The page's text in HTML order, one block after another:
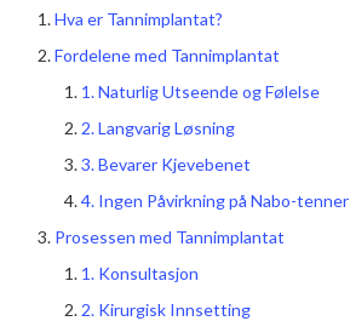
Hva er Tannimplantat?
Fordelene med Tannimplantat
1. Naturlig Utseende og Følelse
2. Langvarig Løsning
3. Bevarer Kjevebenet
4. Ingen Påvirkning på Nabo-tenner
Prosessen med Tannimplantat
1. Konsultasjon
2. Kirurgisk Innsetting